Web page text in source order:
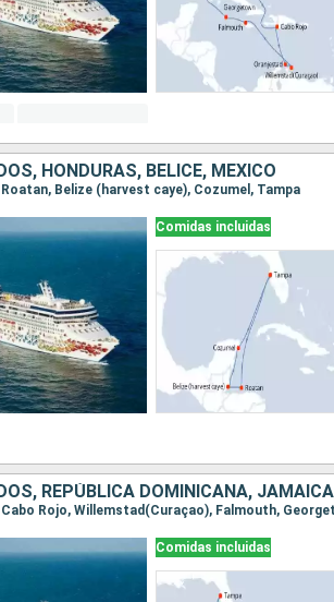
HONDURAS, BELICE, MÉXICO
Belize (harvest caye), Cozumel, Tampa
Comidas incluidas
REPÚBLICA DOMINICANA,
Rojo, Willemstad(Curaçao), Falmouth,
Comidas incluidas